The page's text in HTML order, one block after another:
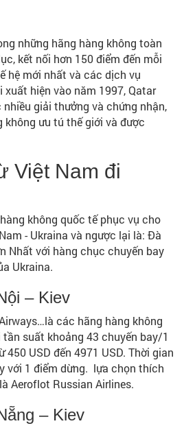
những hãng hàng không toàn
kết nối hơn 150 điểm đến mỗi
hệ mới nhất và các dịch vụ
xuất hiện vào năm 1997, Qatar
giải thưởng và chứng nhận,
ưu tú thế giới và được
Việt Nam đi
không quốc tế phục vụ cho
- Ukraina và ngược lại là: Đà
Nhất với hàng chục chuyến bay
Ukraina.
– Kiev
các hãng hàng không
suất khoảng 43 chuyến bay/1
450 USD đến 4971 USD. Thời gian
với 1 điểm dừng. lựa chọn thích
Aeroflot Russian Airlines.
– Kiev